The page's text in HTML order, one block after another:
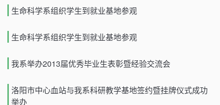
生命科学系组织学生到就业基地参观
生命科学系组织学生到就业基地参观
我系举办2013届优秀毕业生表彰暨经验交流会
洛阳市中心血站与我系科研教学基地签约暨挂牌仪式成功
举办